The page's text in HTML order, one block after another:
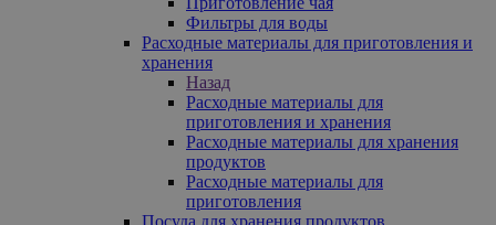
Фильтры для воды
Расходные материалы для приготовления и
хранения
Назад
Расходные материалы для
приготовления и хранения
Расходные материалы для хранения
продуктов
Расходные материалы для
приготовления
Посуда для хранения продуктов